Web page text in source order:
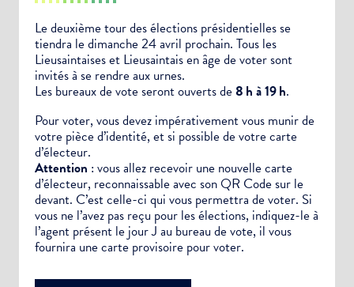
Le deuxième tour des élections présidentielles se
tiendra le dimanche 24 avril prochain. Tous les
Lieusaintaises et Lieusaintais en âge de voter sont
invités à se rendre aux urnes.
Les bureaux de vote seront ouverts de 8 h à 19 h.
Pour voter, vous devez impérativement vous munir de
votre pièce d’identité, et si possible de votre carte
d’électeur.
Attention : vous allez recevoir une nouvelle carte
d’électeur, reconnaissable avec son QR Code sur le
devant. C’est celle-ci qui vous permettra de voter. Si
vous ne l’avez pas reçu pour les élections, indiquez-le à
l’agent présent le jour J au bureau de vote, il vous
fournira une carte provisoire pour voter.